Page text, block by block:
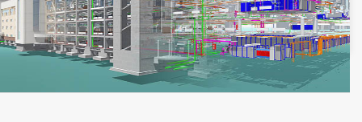
در صنعت روشنایی ایجاد شده.